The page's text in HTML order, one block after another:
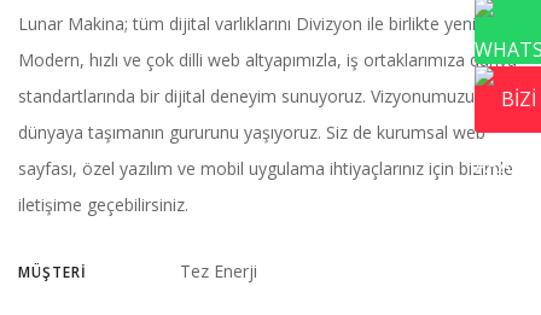
Lunar Makina; tüm dijital varlıklarını Divizyon ile birlikte yeniledi.
Modern, hızlı ve çok dilli web altyapımızla, iş ortaklarımıza dünya
standartlarında bir dijital deneyim sunuyoruz. Vizyonumuzu dijital
dünyaya taşımanın gururunu yaşıyoruz. Siz de kurumsal web
sayfası, özel yazılım ve mobil uygulama ihtiyaçlarınız için bizimle
iletişime geçebilirsiniz.
MÜŞTERI Tez Enerji